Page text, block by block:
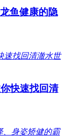
鱼健康的隐
快速找回清